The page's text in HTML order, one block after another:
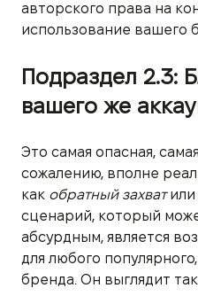
авторского права на
использование вашего
Подраздел 2.3:
вашего же
Это самая опасная,
сожалению, вполне
как обратный захватили
сценарий, который
абсурдным, является
для любого
бренда. Он выглядит